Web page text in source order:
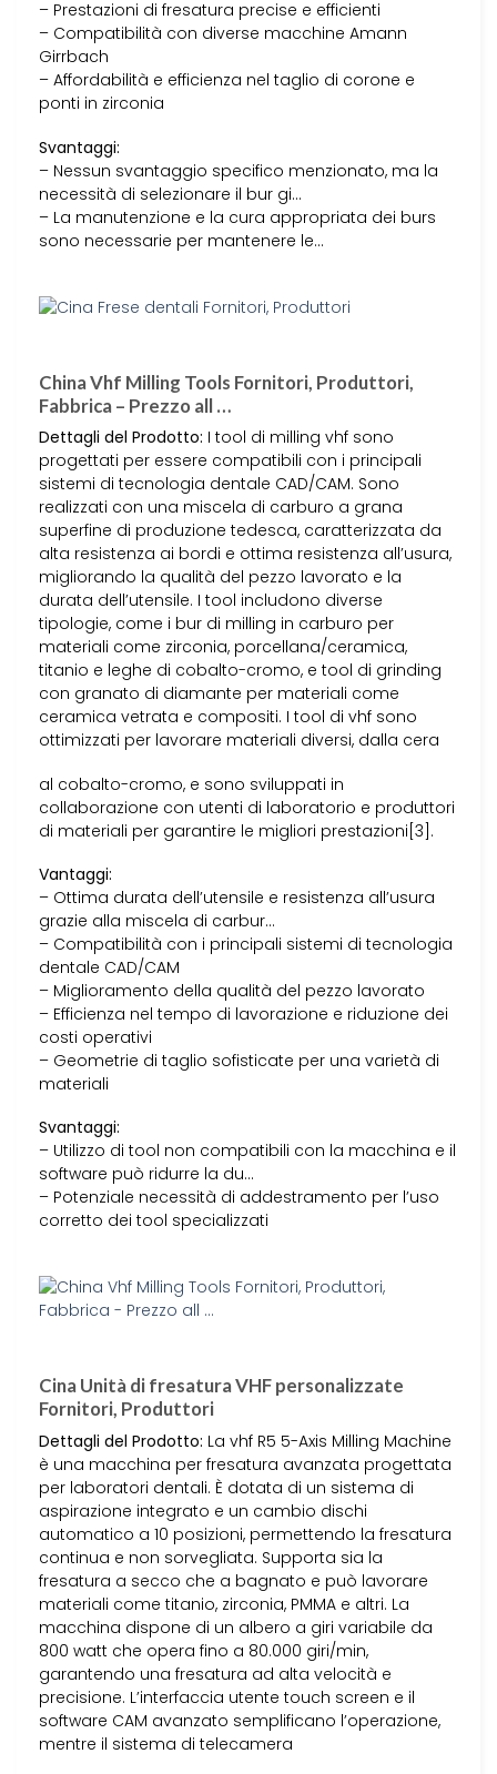
– Prestazioni di fresatura precise e efficienti
– Compatibilità con diverse macchine Amann
Girrbach
– Affordabilità e efficienza nel taglio di corone e
ponti in zirconia
Svantaggi:
– Nessun svantaggio specifico menzionato, ma la
necessità di selezionare il bur gi…
– La manutenzione e la cura appropriata dei burs
sono necessarie per mantenere le…
China Vhf Milling Tools Fornitori, Produttori,
Fabbrica – Prezzo all …
Dettagli del Prodotto: I tool di milling vhf sono
progettati per essere compatibili con i principali
sistemi di tecnologia dentale CAD/CAM. Sono
realizzati con una miscela di carburo a grana
superfine di produzione tedesca, caratterizzata da
alta resistenza ai bordi e ottima resistenza all’usura,
migliorando la qualità del pezzo lavorato e la
durata dell’utensile. I tool includono diverse
tipologie, come i bur di milling in carburo per
materiali come zirconia, porcellana/ceramica,
titanio e leghe di cobalto-cromo, e tool di grinding
con granato di diamante per materiali come
ceramica vetrata e compositi. I tool di vhf sono
ottimizzati per lavorare materiali diversi, dalla cera
al cobalto-cromo, e sono sviluppati in
collaborazione con utenti di laboratorio e produttori
di materiali per garantire le migliori prestazioni[3].
Vantaggi:
– Ottima durata dell’utensile e resistenza all’usura
grazie alla miscela di carbur…
– Compatibilità con i principali sistemi di tecnologia
dentale CAD/CAM
– Miglioramento della qualità del pezzo lavorato
– Efficienza nel tempo di lavorazione e riduzione dei
costi operativi
– Geometrie di taglio sofisticate per una varietà di
materiali
Svantaggi:
– Utilizzo di tool non compatibili con la macchina e il
software può ridurre la du…
– Potenziale necessità di addestramento per l’uso
corretto dei tool specializzati
Cina Unità di fresatura VHF personalizzate
Fornitori, Produttori
Dettagli del Prodotto: La vhf R5 5-Axis Milling Machine
è una macchina per fresatura avanzata progettata
per laboratori dentali. È dotata di un sistema di
aspirazione integrato e un cambio dischi
automatico a 10 posizioni, permettendo la fresatura
continua e non sorvegliata. Supporta sia la
fresatura a secco che a bagnato e può lavorare
materiali come titanio, zirconia, PMMA e altri. La
macchina dispone di un albero a giri variabile da
800 watt che opera fino a 80.000 giri/min,
garantendo una fresatura ad alta velocità e
precisione. L’interfaccia utente touch screen e il
software CAM avanzato semplificano l’operazione,
mentre il sistema di telecamera